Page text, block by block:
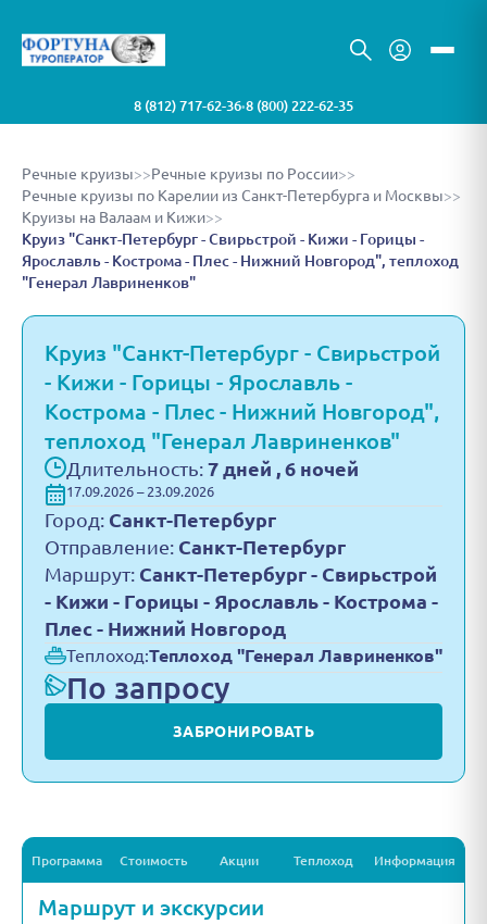
8 (812) 717-62-36•8 (800) 222-62-35
Речные круизы>>Речные круизы по России>>
Речные круизы по Карелии из Санкт-Петербурга и Москвы>>
Круизы на Валаам и Кижи>>
Круиз "Санкт-Петербург - Свирьстрой - Кижи - Горицы -
Ярославль - Кострома - Плес - Нижний Новгород", теплоход
"Генерал Лавриненков"
Круиз "Санкт-Петербург - Свирьстрой
- Кижи - Горицы - Ярославль -
Кострома - Плес - Нижний Новгород",
теплоход "Генерал Лавриненков"
Длительность: 7 дней , 6 ночей
17.09.2026 – 23.09.2026
Город: Санкт-Петербург
Отправление: Санкт-Петербург
Маршрут: Санкт-Петербург - Свирьстрой
- Кижи - Горицы - Ярославль - Кострома -
Плес - Нижний Новгород
Теплоход:Теплоход "Генерал Лавриненков"
По запросу
ЗАБРОНИРОВАТЬ
Программа Стоимость Акции Теплоход Информация
Маршрут и экскурсии